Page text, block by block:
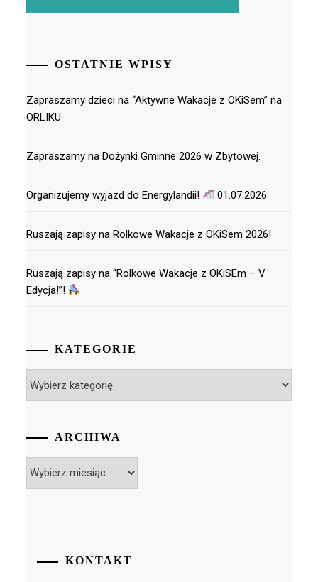
OSTATNIE WPISY
Zapraszamy dzieci na “Aktywne Wakacje z OKiSem” na
ORLIKU
Zapraszamy na Dożynki Gminne 2026 w Zbytowej.
Organizujemy wyjazd do Energylandii! 01.07.2026
Ruszają zapisy na Rolkowe Wakacje z OKiSem 2026!
Ruszają zapisy na “Rolkowe Wakacje z OKiSEm – V
Edycja!”!
KATEGORIE
ARCHIWA
KONTAKT